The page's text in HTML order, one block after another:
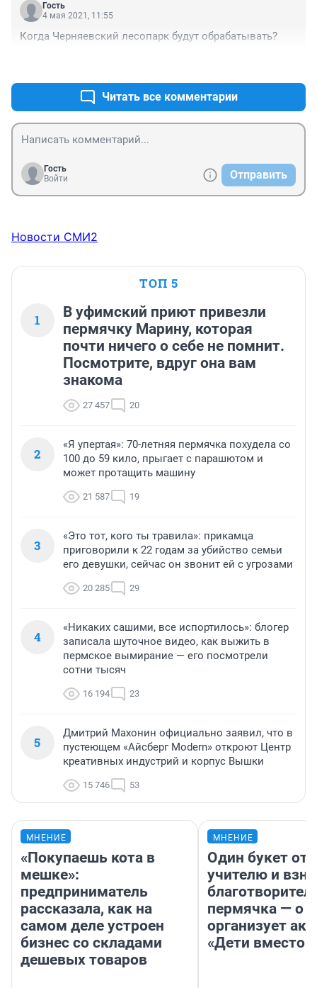
Гость
4 мая 2021, 11:55
Когда Черняевский лесопарк будут обрабатывать?
Читать все комментарии
Гость
Войти
Отправить
Новости СМИ2
ТОП 5
1
В уфимский приют привезли
пермячку Марину, которая
почти ничего о себе не помнит.
Посмотрите, вдруг она вам
знакома
27 457 20
2
«Я упертая»: 70-летняя пермячка похудела со
100 до 59 кило, прыгает с парашютом и
может протащить машину
21 587 19
3
«Это тот, кого ты травила»: прикамца
приговорили к 22 годам за убийство семьи
его девушки, сейчас он звонит ей с угрозами
20 285 29
4
«Никаких сашими, все испортилось»: блогер
записала шуточное видео, как выжить в
пермское вымирание — его посмотрели
сотни тысяч
16 194 23
5
Дмитрий Махонин официально заявил, что в
пустеющем «Айсберг Modern» откроют Центр
креативных индустрий и корпус Вышки
15 746 53
МНЕНИЕ
«Покупаешь кота в
мешке»:
предприниматель
рассказала, как на
самом деле устроен
бизнес со складами
дешевых товаров
МНЕНИЕ
Один букет от
учителю и
пермячка — о
организует
«Дети вместо